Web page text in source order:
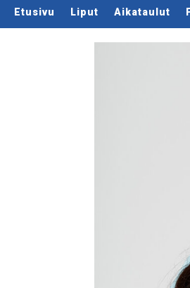
Etusivu Liput Aikataulut